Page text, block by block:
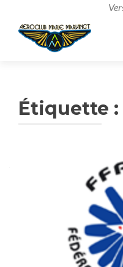
Étiquette :